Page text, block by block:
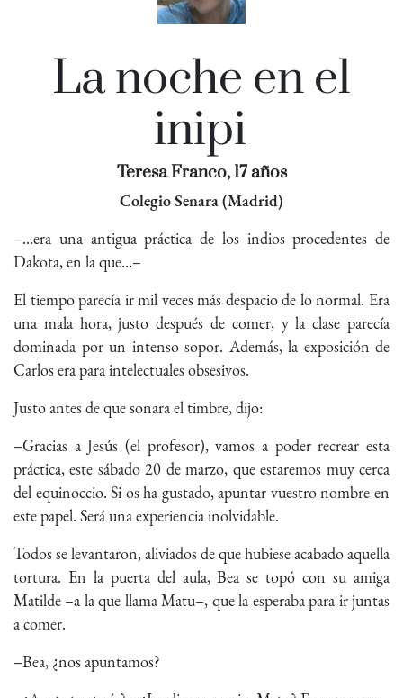
La noche en el
inipi
Teresa Franco, 17 años
Colegio Senara (Madrid)
–...era una antigua práctica de los indios procedentes de
Dakota, en la que…–
El tiempo parecía ir mil veces más despacio de lo normal. Era
una mala hora, justo después de comer, y la clase parecía
dominada por un intenso sopor. Además, la exposición de
Carlos era para intelectuales obsesivos.
Justo antes de que sonara el timbre, dijo:
–Gracias a Jesús (el profesor), vamos a poder recrear esta
práctica, este sábado 20 de marzo, que estaremos muy cerca
del equinoccio. Si os ha gustado, apuntar vuestro nombre en
este papel. Será una experiencia inolvidable.
Todos se levantaron, aliviados de que hubiese acabado aquella
tortura. En la puerta del aula, Bea se topó con su amiga
Matilde –a la que llama Matu–, que la esperaba para ir juntas
a comer.
–Bea, ¿nos apuntamos?